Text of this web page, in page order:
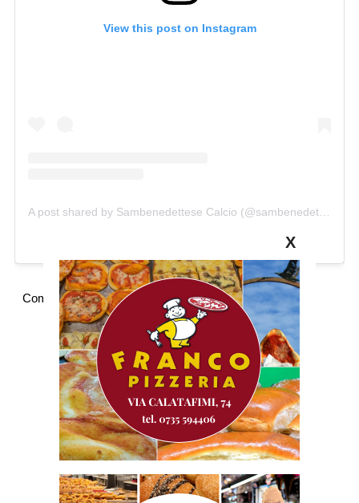
View this post on Instagram
A post shared by Sambenedettese Calcio (@sambenedettesecalcio)
Commenti
X